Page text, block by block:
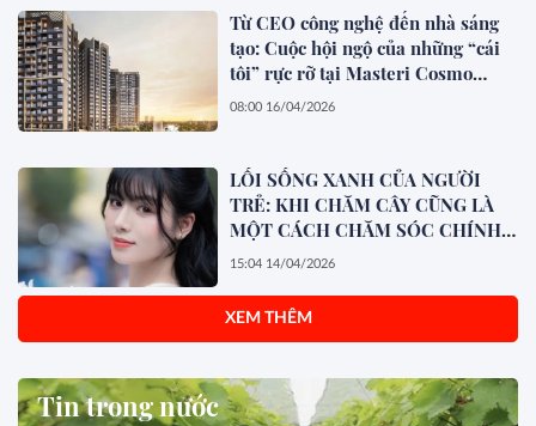
Từ CEO công nghệ đến nhà sáng
tạo: Cuộc hội ngộ của những “cái
tôi” rực rỡ tại Masteri Cosmo
Central
08:00 16/04/2026
LỐI SỐNG XANH CỦA NGƯỜI
TRẺ: KHI CHĂM CÂY CŨNG LÀ
MỘT CÁCH CHĂM SÓC CHÍNH
MÌNH
15:04 14/04/2026
XEM THÊM
Tin trong nước